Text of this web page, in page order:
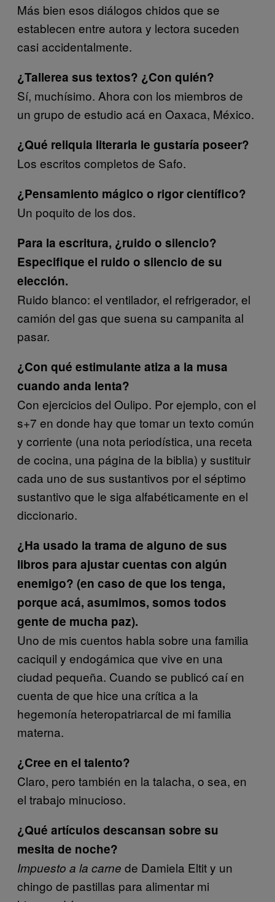
Más bien esos diálogos chidos que se
establecen entre autora y lectora suceden
casi accidentalmente.
¿Tallerea sus textos? ¿Con quién?
Sí, muchísimo. Ahora con los miembros de
un grupo de estudio acá en Oaxaca, México.
¿Qué reliquia literaria le gustaría poseer?
Los escritos completos de Safo.
¿Pensamiento mágico o rigor científico?
Un poquito de los dos.
Para la escritura, ¿ruido o silencio?
Especifique el ruido o silencio de su
elección.
Ruido blanco: el ventilador, el refrigerador, el
camión del gas que suena su campanita al
pasar.
¿Con qué estimulante atiza a la musa
cuando anda lenta?
Con ejercicios del Oulipo. Por ejemplo, con el
s+7 en donde hay que tomar un texto común
y corriente (una nota periodística, una receta
de cocina, una página de la biblia) y sustituir
cada uno de sus sustantivos por el séptimo
sustantivo que le siga alfabéticamente en el
diccionario.
¿Ha usado la trama de alguno de sus
libros para ajustar cuentas con algún
enemigo? (en caso de que los tenga,
porque acá, asumimos, somos todos
gente de mucha paz).
Uno de mis cuentos habla sobre una familia
caciquil y endogámica que vive en una
ciudad pequeña. Cuando se publicó caí en
cuenta de que hice una crítica a la
hegemonía heteropatriarcal de mi familia
materna.
¿Cree en el talento?
Claro, pero también en la talacha, o sea, en
el trabajo minucioso.
¿Qué artículos descansan sobre su
mesita de noche?
Impuesto a la carne de Damiela Eltit y un
chingo de pastillas para alimentar mi